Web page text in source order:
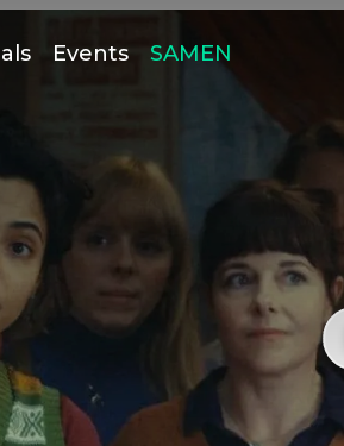
Events SAMEN